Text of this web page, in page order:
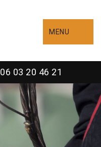
MENU
06 03 20 46 21